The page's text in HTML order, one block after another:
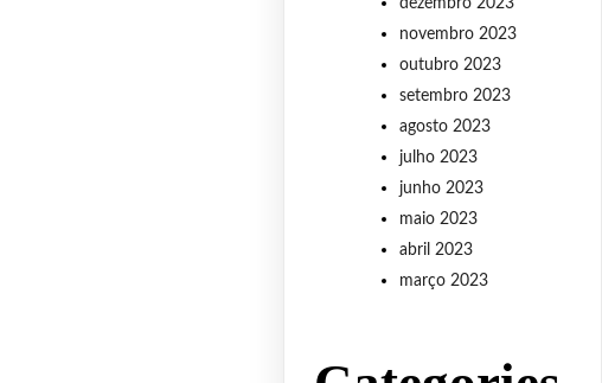
dezembro 2023
novembro 2023
outubro 2023
setembro 2023
agosto 2023
julho 2023
junho 2023
maio 2023
abril 2023
março 2023